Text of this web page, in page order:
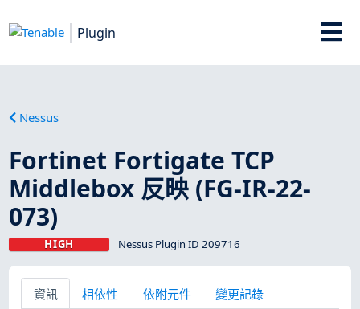
Plugin
Nessus
Fortinet Fortigate TCP
Middlebox 反映 (FG-IR-22-
073)
HIGH Nessus Plugin ID 209716
資訊 相依性 依附元件 變更記錄